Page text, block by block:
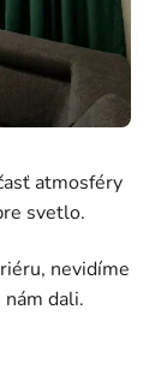
atmosféry
svetlo.
nevidíme
dali.